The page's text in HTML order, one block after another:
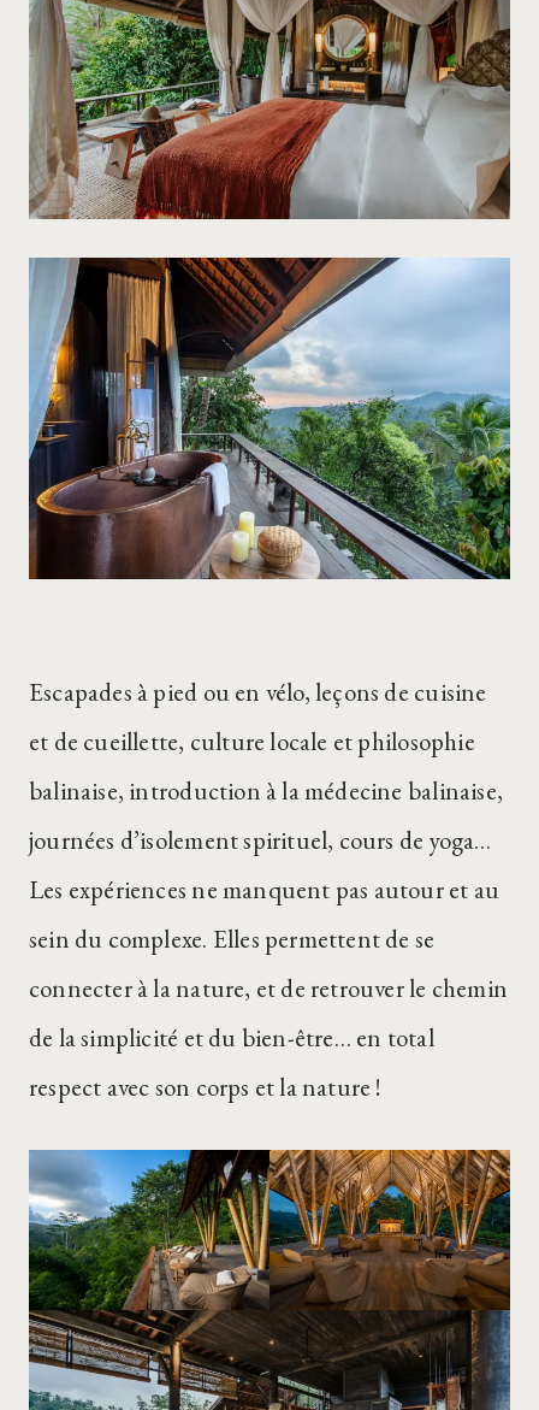
Escapades à pied ou en vélo, leçons de cuisine
et de cueillette, culture locale et philosophie
balinaise, introduction à la médecine balinaise,
journées d’isolement spirituel, cours de yoga…
Les expériences ne manquent pas autour et au
sein du complexe. Elles permettent de se
connecter à la nature, et de retrouver le chemin
de la simplicité et du bien-être… en total
respect avec son corps et la nature !